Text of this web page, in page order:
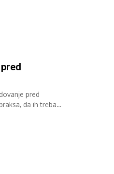
pred
da ih treba